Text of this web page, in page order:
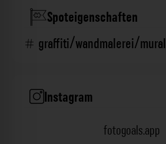
Spoteigenschaften
graffiti/wandmalerei/mural
Instagram
fotogoals.app